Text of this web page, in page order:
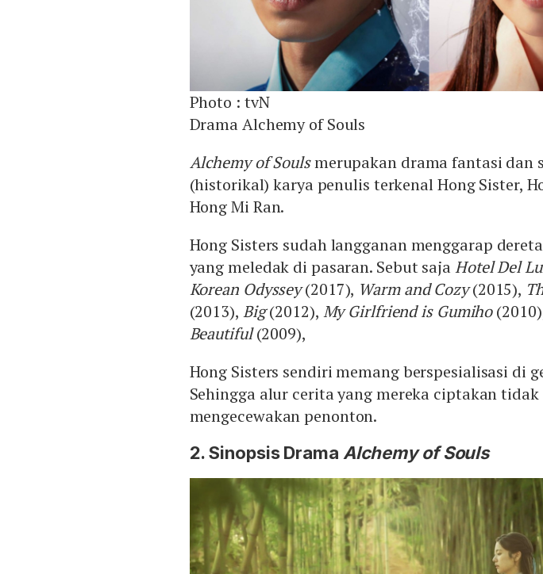
Photo : tvN
Drama Alchemy of Souls
Alchemy of Soulsmerupakan drama fantasi dan
(historikal) karya penulis terkenal Hong Sister,
Hong Mi Ran.
Hong Sisters sudah langganan menggarap
yang meledak di pasaran. Sebut sajaHotel Del
Korean Odyssey(2017), Warm and Cozy(2015),
(2013), Big(2012), My Girlfriend is Gumiho
Beautiful(2009),
Hong Sisters sendiri memang berspesialisasi di
Sehingga alur cerita yang mereka ciptakan
mengecewakan penonton.
2. Sinopsis Drama Alchemy of Souls